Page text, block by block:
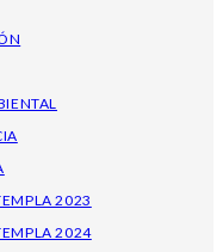
2023
2024